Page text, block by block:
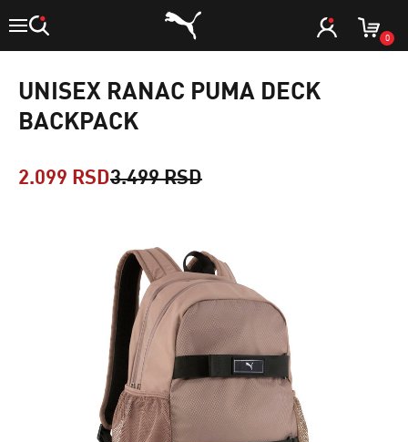
0
UNISEX RANAC PUMA DECK
BACKPACK
2.099 RSD3.499 RSD